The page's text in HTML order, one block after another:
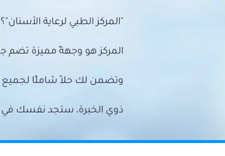
"المركز الطبي لرعاية الأسنان"؟
المركز هو وجهةً مميزة تضم
وتضمن لك حلاً شاملًا
ذوي الخبرة، ستجد نفسك في